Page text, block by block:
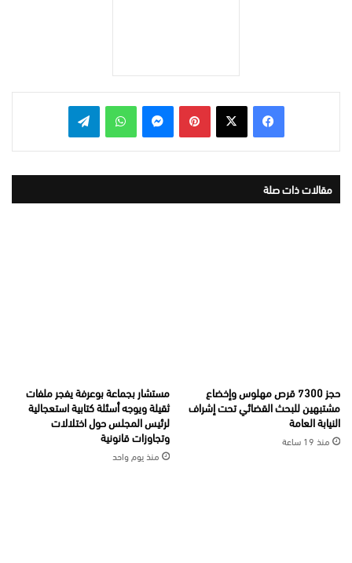
بينتيريست واتساب
مقالات ذات صلة
حجز 7300 قرص مهلوس وإخضاع
مشتبهين للبحث القضائي تحت إشراف
النيابة العامة
منذ 19 ساعة
مستشار بجماعة بوعرفة يفجر ملفات
ثقيلة ويوجه أسئلة كتابية استعجالية
لرئيس المجلس حول اختلالات
وتجاوزات قانونية
منذ يوم واحد